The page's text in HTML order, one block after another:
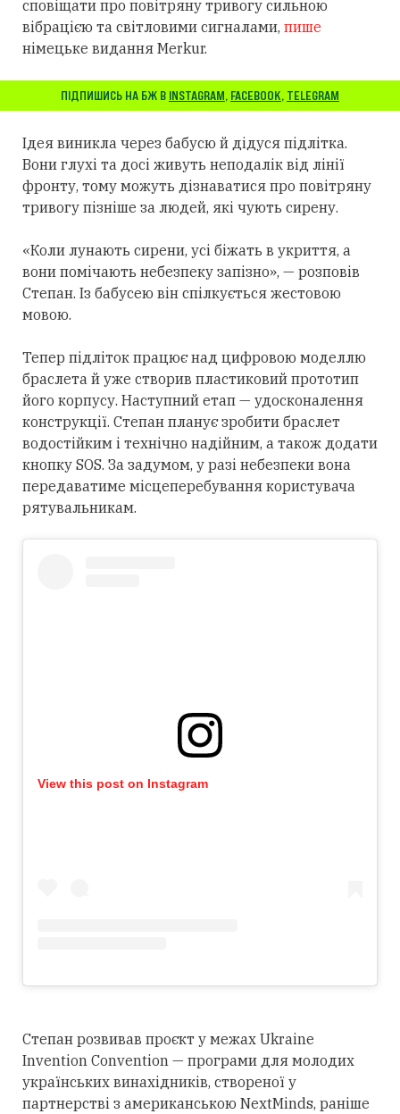
сповіщати про повітряну тривогу сильною
вібрацією та світловими сигналами, пише
німецьке видання Merkur.
ПІДПИШИСЬ НА БЖ В INSTAGRAM, FACEBOOK, TELEGRAM
Ідея виникла через бабусю й дідуся підлітка.
Вони глухі та досі живуть неподалік від лінії
фронту, тому можуть дізнаватися про повітряну
тривогу пізніше за людей, які чують сирену.
«Коли лунають сирени, усі біжать в укриття, а
вони помічають небезпеку запізно», — розповів
Степан. Із бабусею він спілкується жестовою
мовою.
Тепер підліток працює над цифровою моделлю
браслета й уже створив пластиковий прототип
його корпусу. Наступний етап — удосконалення
конструкції. Степан планує зробити браслет
водостійким і технічно надійним, а також додати
кнопку SOS. За задумом, у разі небезпеки вона
передаватиме місцеперебування користувача
рятувальникам.
View this post on Instagram
Степан розвивав проєкт у межах Ukraine
Invention Convention — програми для молодих
українських винахідників, створеної у
партнерстві з американською NextMinds, раніше